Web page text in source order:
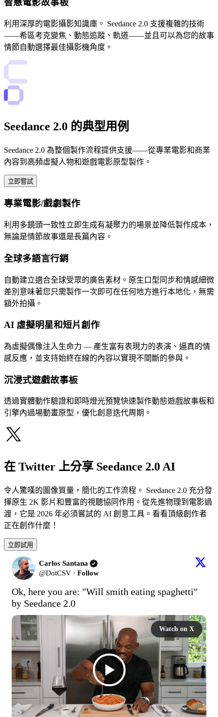
智慧電影故事板
利用深厚的電影攝影知識庫。 Seedance 2.0 支援複雜的技術
——希區考克變焦、動態追蹤、軌道——並且可以為您的故事
情節自動選擇最佳攝影機角度。
Seedance 2.0 的典型用例
Seedance 2.0 為整個製作流程提供支援——從專業電影和商業
內容到高頻虛擬人物和遊戲電影原型製作。
立即嘗試
專業電影/戲劇製作
利用多鏡頭一致性立即生成有凝聚力的場景並降低製作成本，
無論是情節故事還是長篇內容。
全球多語言行銷
自動建立適合全球受眾的廣告素材。原生口型同步和情感細微
差別意味著您只需製作一次即可在任何地方進行本地化，無需
額外拍攝。
AI 虛擬明星和短片創作
為虛擬偶像注入生命力 — 產生富有表現力的表演、逼真的情
感反應，並支持始終在線的內容以實現不間斷的參與。
沉浸式遊戲故事板
透過實體動作驗證和即時燈光預覽快速製作動態遊戲故事板和
引擎內過場動畫原型，優化創意迭代周期。
在 Twitter 上分享 Seedance 2.0 AI
令人驚嘆的圖像質量，簡化的工作流程。 Seedance 2.0 充分發
揮原生 2K 影片和豐富的視聽協同作用。從先進物理到電影過
渡，它是 2026 年必須嘗試的 AI 創意工具。看看頂級創作者
正在創作什麼！
立即試用
Carlos Santana
@DotCSV · Follow
Ok, here you are: "Will smith eating spaghetti"
by Seedance 2.0
Watch on X